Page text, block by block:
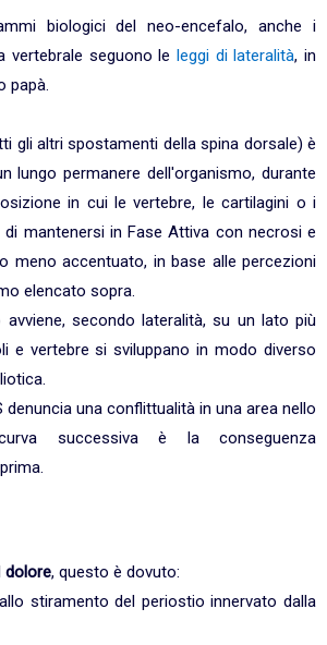
biologici del neo-encefalo, anche i
vertebrale seguono le leggi di lateralità, in
papà.
gli altri spostamenti della spina dorsale) è
lungo permanere dell'organismo, durante
in cui le vertebre, le cartilagini o i
mantenersi in Fase Attiva con necrosi e
meno accentuato, in base alle percezioni
elencato sopra.
secondo lateralità, su un lato più
e vertebre si sviluppano in modo diverso
denuncia una conflittualità in una area nello
successiva è la conseguenza
dolore, questo è dovuto:
stiramento del periostio innervato dalla